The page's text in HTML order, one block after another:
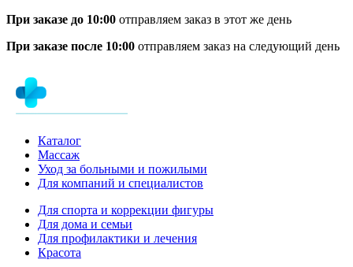
При заказе до 10:00 отправляем заказ в этот же день
При заказе после 10:00 отправляем заказ на следующий день
Каталог
Массаж
Уход за больными и пожилыми
Для компаний и специалистов
Для спорта и коррекции фигуры
Для дома и семьи
Для профилактики и лечения
Красота